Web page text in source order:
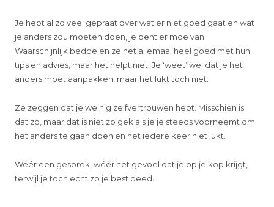
Je hebt al zo veel gepraat over wat er niet goed gaat en wat
je anders zou moeten doen, je bent er moe van.
Waarschijnlijk bedoelen ze het allemaal heel goed met hun
tips en advies, maar het helpt niet. Je ‘weet’ wel dat je het
anders moet aanpakken, maar het lukt toch niet.
Ze zeggen dat je weinig zelfvertrouwen hebt. Misschien is
dat zo, maar dat is niet zo gek als je je steeds voorneemt om
het anders te gaan doen en het iedere keer niet lukt.
Wéér een gesprek, wéér het gevoel dat je op je kop krijgt,
terwijl je toch echt zo je best deed.